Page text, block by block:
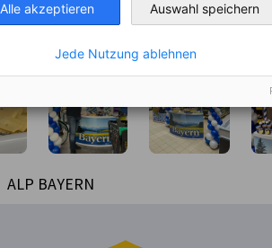
Bildbeschreibung nicht verfügbar
ALP BAYERN
Alle akzeptieren Auswahl speichern
Jede Nutzung ablehnen